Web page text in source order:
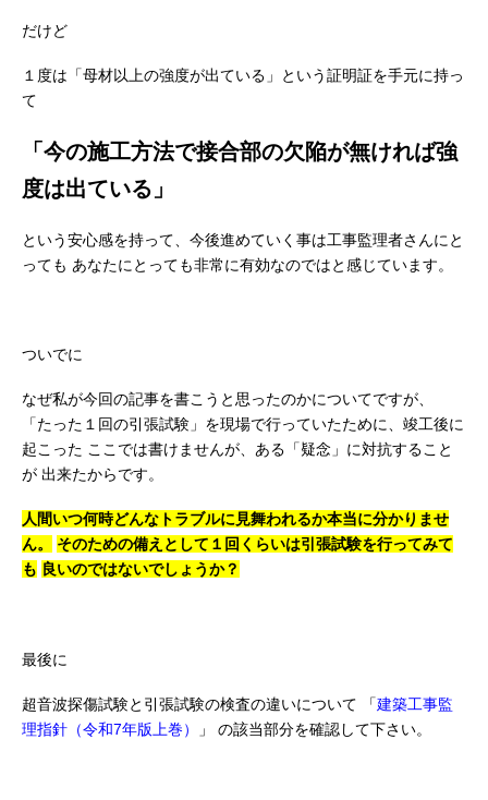
だけど
１度は「母材以上の強度が出ている」という証明証を手元に持っ
て
「今の施工方法で接合部の欠陥が無ければ強
度は出ている」
という安心感を持って、今後進めていく事は工事監理者さんにと
っても あなたにとっても非常に有効なのではと感じています。
ついでに
なぜ私が今回の記事を書こうと思ったのかについてですが、
「たった１回の引張試験」を現場で行っていたために、竣工後に
起こった ここでは書けませんが、ある「疑念」に対抗すること
が 出来たからです。
人間いつ何時どんなトラブルに見舞われるか本当に分かりませ
ん。
そのための備えとして１回くらいは引張試験を行ってみて
も 良いのではないでしょうか？
最後に
超音波探傷試験と引張試験の検査の違いについて 「建築工事監
理指針（令和7年版上巻）
」 の該当部分を確認して下さい。